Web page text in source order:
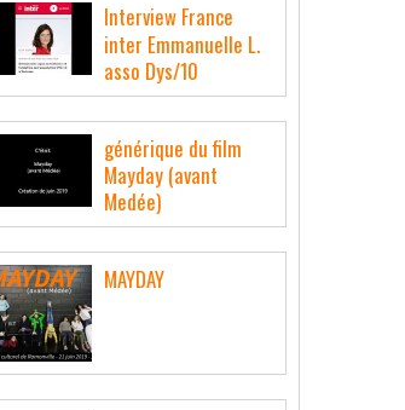
Interview France
inter Emmanuelle L.
asso Dys/10
générique du film
Mayday (avant
Medée)
MAYDAY